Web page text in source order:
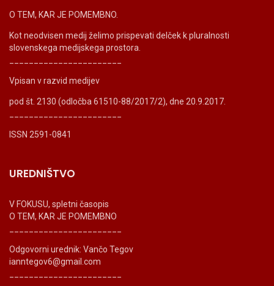
O TEM, KAR JE POMEMBNO.
Kot neodvisen medij želimo prispevati delček k pluralnosti
slovenskega medijskega prostora.
Vpisan v razvid medijev
pod št. 2130 (odločba 61510-88/2017/2), dne 20.9.2017.
ISSN 2591-0841
UREDNIŠTVO
V FOKUSU, spletni časopis
O TEM, KAR JE POMEMBNO
Odgovorni urednik: Vančo Tegov
ianntegov6@gmail.com